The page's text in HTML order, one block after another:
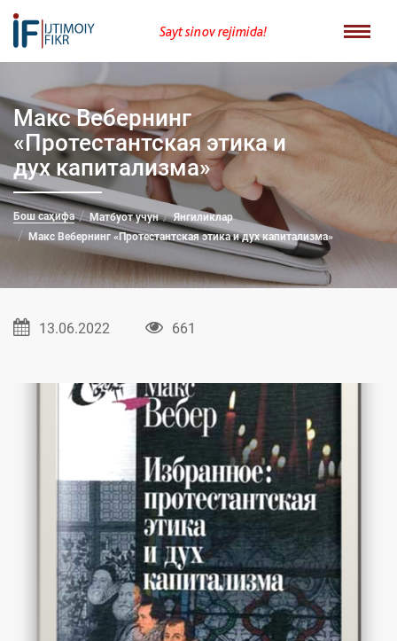
Sayt sinov rejimida!
Макс Вебернинг
«Протестантская этика и
дух капитализма»
Бош саҳифа Матбуот учун
Янгиликлар
Макс Вебернинг «Протестантская этика и дух капитализма»
13.06.2022 661